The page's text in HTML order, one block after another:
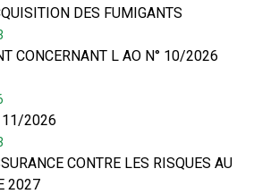
DES FUMIGANTS
CONCERNANT L AO N° 10/2026
11/2026
CONTRE LES RISQUES AU
2027